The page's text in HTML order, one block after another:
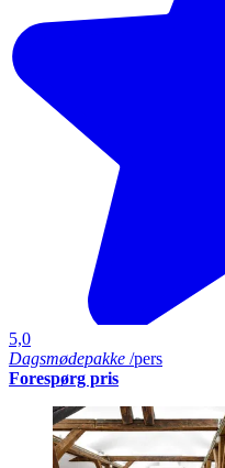
5,0
Dagsmødepakke /pers
Forespørg pris